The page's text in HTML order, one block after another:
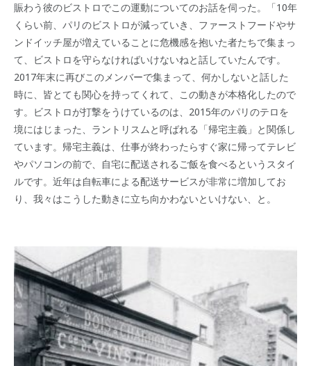
賑わう彼のビストロでこの運動についてのお話を伺った。「10年
くらい前、パリのビストロが減っていき、ファーストフードやサ
ンドイッチ屋が増えていることに危機感を抱いた者たちで集まっ
て、ビストロを守らなければいけないねと話していたんです。
2017年末に再びこのメンバーで集まって、何かしないと話した
時に、皆とても関心を持ってくれて、この動きが本格化したので
す。ビストロが打撃をうけているのは、2015年のパリのテロを
境にはじまった、ラントリスムと呼ばれる「帰宅主義」と関係し
ています。帰宅主義は、仕事が終わったらすぐ家に帰ってテレビ
やパソコンの前で、自宅に配送されるご飯を食べるというスタイ
ルです。近年は自転車による配送サービスが非常に増加してお
り、我々はこうした動きに立ち向かわないといけない、と。